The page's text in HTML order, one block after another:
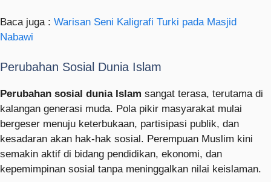
Baca juga : Warisan Seni Kaligrafi Turki pada Masjid
Nabawi
Perubahan Sosial Dunia Islam
Perubahan sosial dunia Islam sangat terasa, terutama di
kalangan generasi muda. Pola pikir masyarakat mulai
bergeser menuju keterbukaan, partisipasi publik, dan
kesadaran akan hak-hak sosial. Perempuan Muslim kini
semakin aktif di bidang pendidikan, ekonomi, dan
kepemimpinan sosial tanpa meninggalkan nilai keislaman.